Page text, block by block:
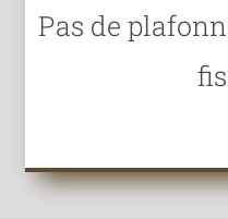
Pas de